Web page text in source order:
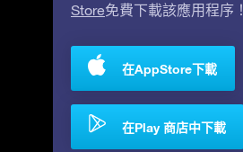
Store免費下載該應用程序！
在AppStore下載
在Play 商店中下載